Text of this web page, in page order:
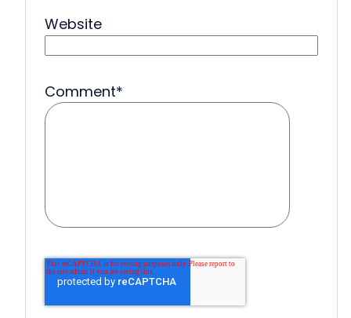
Website
Comment*